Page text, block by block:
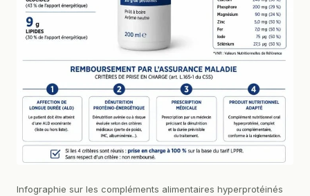
Infographie sur les compléments alimentaires hyperprotéinés